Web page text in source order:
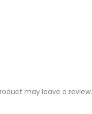
may leave a review.